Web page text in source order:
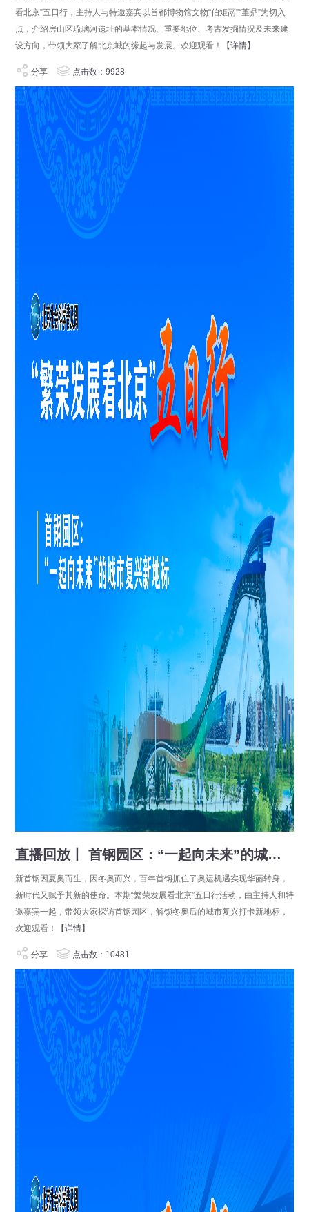
看北京”五日行，主持人与特邀嘉宾以首都博物馆文物“伯矩鬲”“堇鼎”为切入
点，介绍房山区琉璃河遗址的基本情况、重要地位、考古发掘情况及未来建
设方向，带领大家了解北京城的缘起与发展。欢迎观看！
【详情】
分享 点击数：9928
直播回放丨 首钢园区：“一起向未来”的城市复兴新地标
新首钢因夏奥而生，因冬奥而兴，百年首钢抓住了奥运机遇实现华丽转身，
新时代又赋予其新的使命。本期“繁荣发展看北京”五日行活动，由主持人和特
邀嘉宾一起，带领大家探访首钢园区，解锁冬奥后的城市复兴打卡新地标，
欢迎观看！
【详情】
分享 点击数：10481